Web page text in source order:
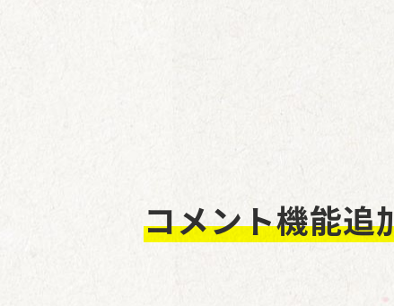
コメント機能追